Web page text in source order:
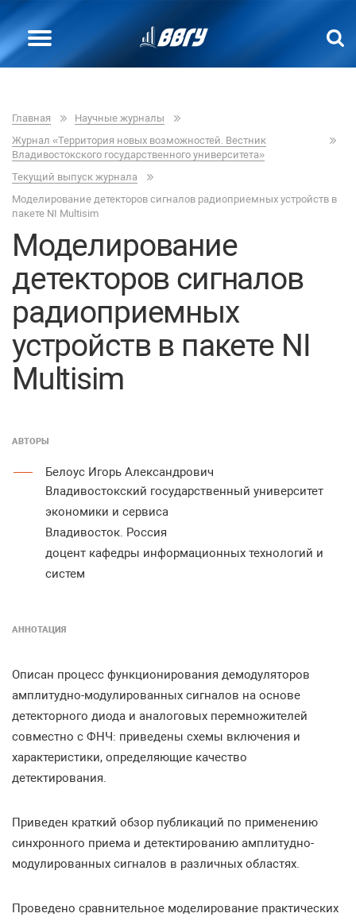
Главная
Научные журналы
Журнал «Территория новых возможностей. Вестник
Владивостокского государственного университета»
Текущий выпуск журнала
Моделирование детекторов сигналов радиоприемных устройств в
пакете NI Multisim
Моделирование
детекторов сигналов
радиоприемных
устройств в пакете NI
Multisim
АВТОРЫ
Белоус Игорь Александрович
Владивостокский государственный университет
экономики и сервиса
Владивосток. Россия
доцент кафедры информационных технологий и
систем
АННОТАЦИЯ
Описан процесс функционирования демодуляторов
амплитудно-модулированных сигналов на основе
детекторного диода и аналоговых перемножителей
совместно с ФНЧ: приведены схемы включения и
характеристики, определяющие качество
детектирования.
Приведен краткий обзор публикаций по применению
синхронного приема и детектированию амплитудно-
модулированных сигналов в различных областях.
Проведено сравнительное моделирование практических